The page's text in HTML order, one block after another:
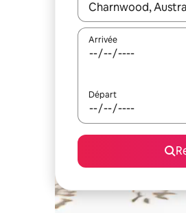
Lorsque les résultats
Arrivée
Départ